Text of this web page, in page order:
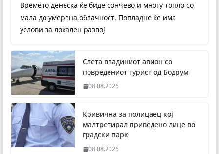
Времето денеска ќе биде сончево и многу топло со
мала до умерена облачност. Попладне ќе има
услови за локален развој
Слета владиниот авион со
повредениот турист од Бодрум
08.08.2026
Кривична за полицаец кој
малтретирал приведено лице во
градски парк
08.08.2026